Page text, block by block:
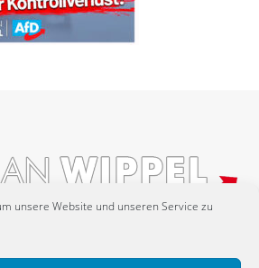
unsere Website und unseren Service zu